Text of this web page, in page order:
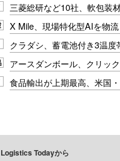
三菱総研など10社、軟包装
X Mile、現場特化型AIを物
クラダシ、蓄電池付き3温度
アースダンボール、クリッ
食品輸出が上期最高、米国
Logistics Todayから